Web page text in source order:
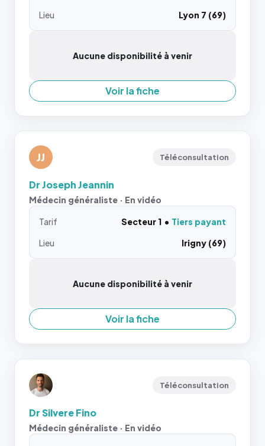
Lieu
Lyon 7 (69)
Aucune disponibilité à venir
Voir la fiche
JJ Téléconsultation
Dr Joseph Jeannin
Médecin généraliste · En vidéo
Tarif Secteur 1
Tiers payant
Lieu
Irigny (69)
Aucune disponibilité à venir
Voir la fiche
Téléconsultation
Dr Silvere Fino
Médecin généraliste · En vidéo